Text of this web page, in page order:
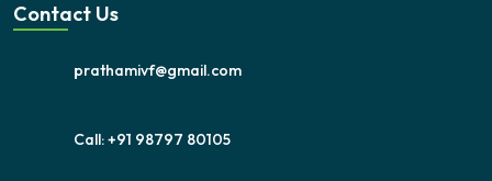
Contact Us
prathamivf@gmail.com
Call: +91 98797 80105